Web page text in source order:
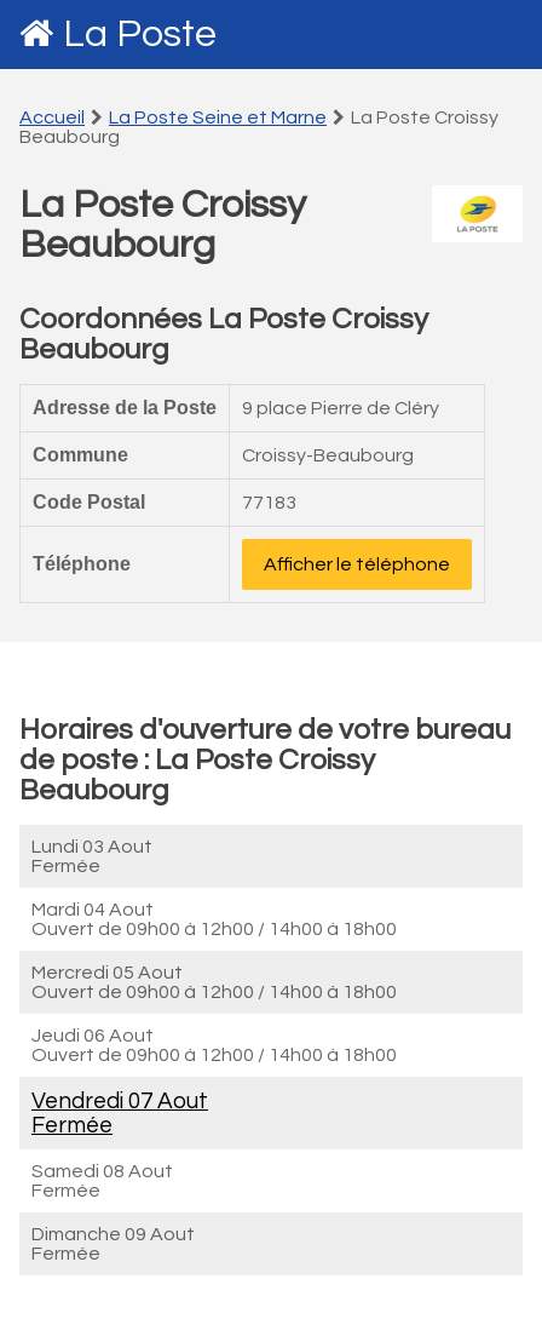
La Poste
Accueil La Poste Seine et Marne
La Poste Croissy
Beaubourg
La Poste Croissy
Beaubourg
Coordonnées La Poste Croissy
Beaubourg
Adresse de la Poste 9 place Pierre de Cléry
Commune Croissy-Beaubourg
Code Postal 77183
Téléphone Afficher le téléphone
Horaires d'ouverture de votre bureau
de poste : La Poste Croissy
Beaubourg
Lundi 03 Aout
Fermée
Mardi 04 Aout
Ouvert de 09h00 à 12h00 / 14h00 à 18h00
Mercredi 05 Aout
Ouvert de 09h00 à 12h00 / 14h00 à 18h00
Jeudi 06 Aout
Ouvert de 09h00 à 12h00 / 14h00 à 18h00
Vendredi 07 Aout
Fermée
Samedi 08 Aout
Fermée
Dimanche 09 Aout
Fermée